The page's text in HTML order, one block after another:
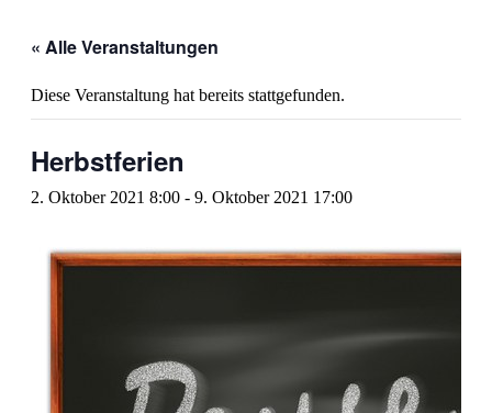
« Alle Veranstaltungen
Diese Veranstaltung hat bereits stattgefunden.
Herbstferien
2. Oktober 2021 8:00 - 9. Oktober 2021 17:00